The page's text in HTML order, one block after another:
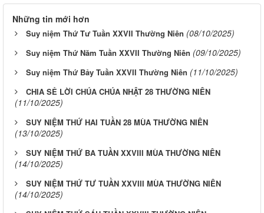
Những tin mới hơn
Suy niệm Thứ Tư Tuần XXVII Thường Niên (08/10/2025)
Suy niệm Thứ Năm Tuần XXVII Thường Niên (09/10/2025)
Suy niệm Thứ Bảy Tuần XXVII Thường Niên (11/10/2025)
CHIA SẺ LỜI CHÚA CHÚA NHẬT 28 THƯỜNG NIÊN
(11/10/2025)
SUY NIỆM THỨ HAI TUẦN 28 MÙA THƯỜNG NIÊN
(13/10/2025)
SUY NIỆM THỨ BA TUẦN XXVIII MÙA THƯỜNG NIÊN
(14/10/2025)
SUY NIỆM THỨ TƯ TUẦN XXVIII MÙA THƯỜNG NIÊN
(14/10/2025)